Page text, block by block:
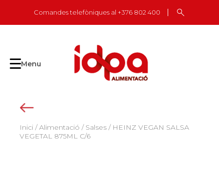
content
Comandes telefòniques al +376 802 400
Menu
Inici /Alimentació / Salses / HEINZ VEGAN SALSA
VEGETAL 875ML C/6